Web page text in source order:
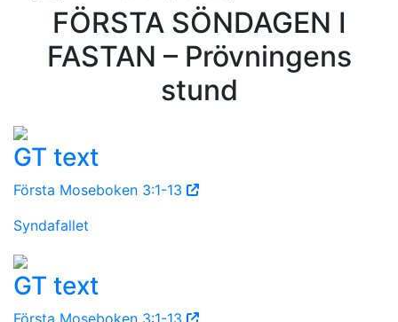
FÖRSTA SÖNDAGEN I
FASTAN – Prövningens
stund
GT text
Första Moseboken 3:1-13
Syndafallet
GT text
Första Moseboken 3:1-13